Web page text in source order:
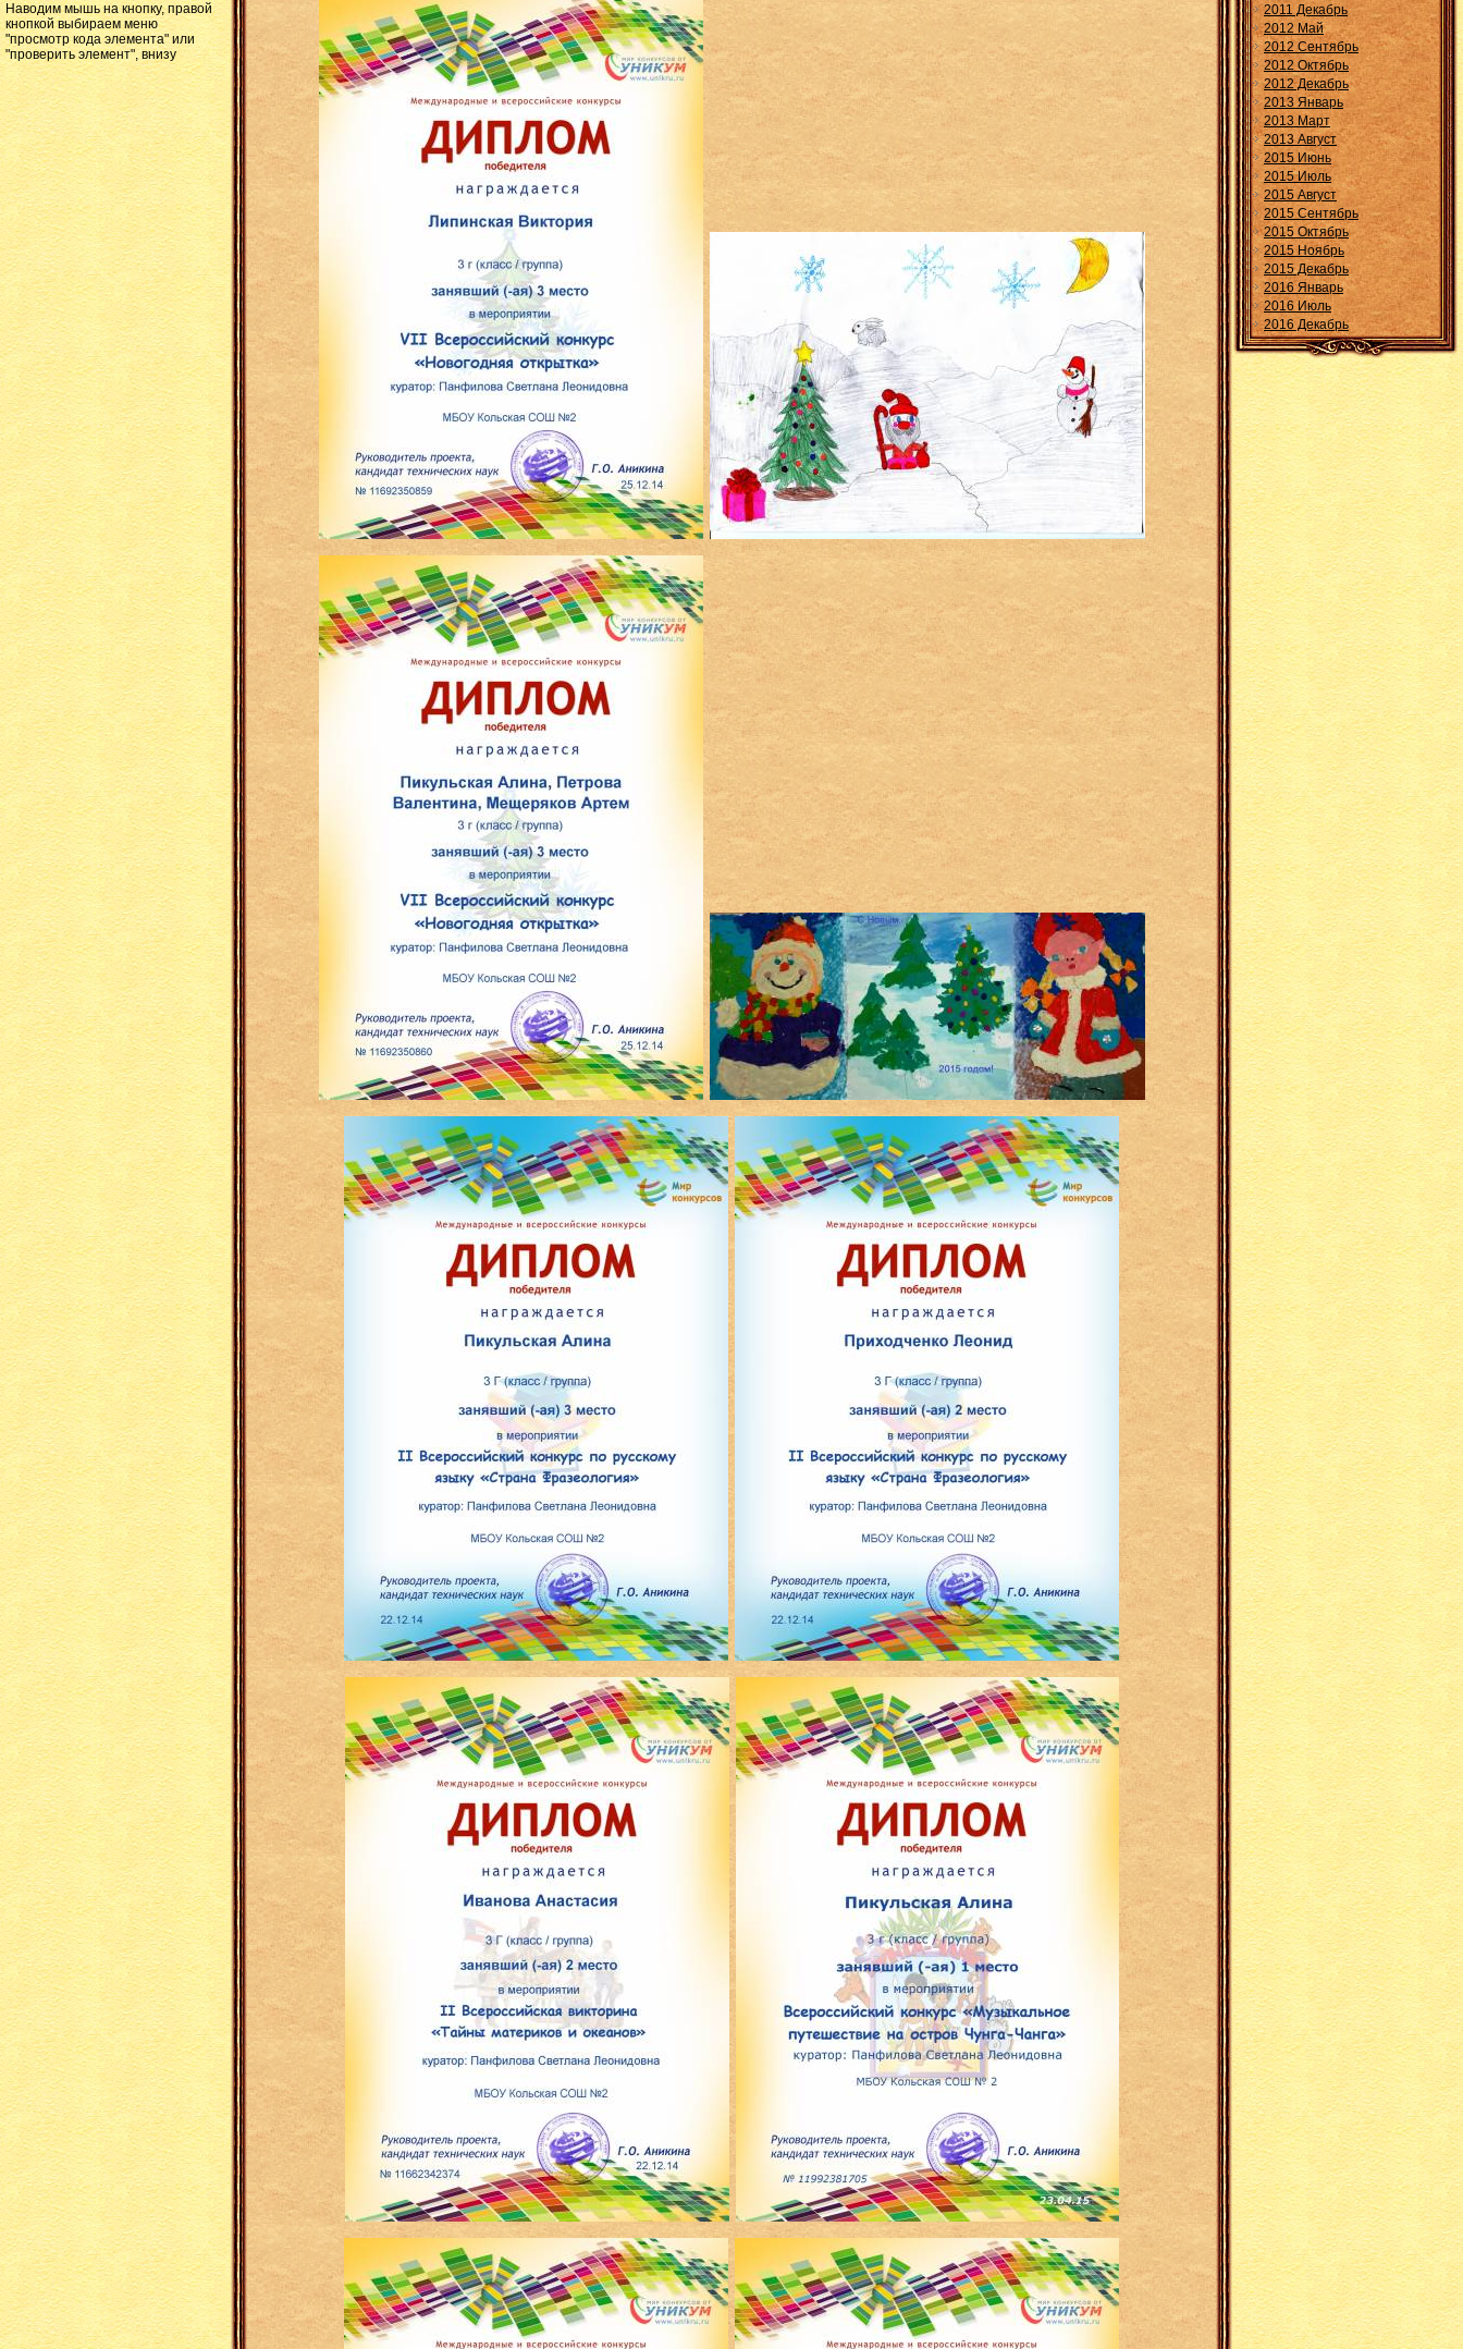
Наводим мышь на кнопку, правой
кнопкой выбираем меню
"просмотр кода элемента" или
"проверить элемент", внизу
страницы появляется окошко на
НТМЛ языке, строка с кодом
кнопки подсвечивается. Копируем
и вставляем на сайт в шаблоне
основной страницы.
2011 Декабрь
2012 Май
2012 Сентябрь
2012 Октябрь
2012 Декабрь
2013 Январь
2013 Март
2013 Август
2015 Июнь
2015 Июль
2015 Август
2015 Сентябрь
2015 Октябрь
2015 Ноябрь
2015 Декабрь
2016 Январь
2016 Июль
2016 Декабрь